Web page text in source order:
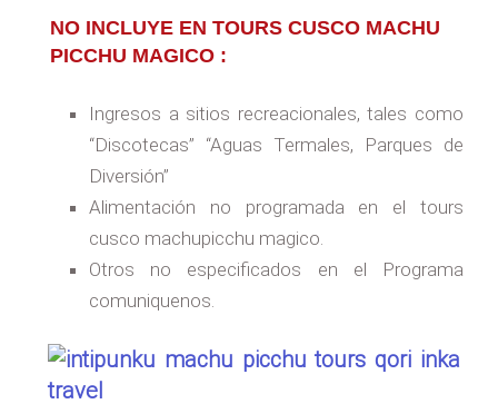
NO INCLUYE EN TOURS CUSCO MACHU
PICCHU MAGICO :
Ingresos a sitios recreacionales, tales como
“Discotecas” “Aguas Termales, Parques de
Diversión”
Alimentación no programada en el tours
cusco machupicchu magico.
Otros no especificados en el Programa
comuniquenos.